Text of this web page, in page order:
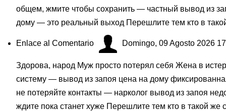
общем, жмите чтобы сохранить — частный вывод из
дому — это реальный выход Перешлите тем кто в
Enlace al Comentario Domingo, 09 Agosto 2026
Здорова, народ Муж просто потерял себя Жена в
систему — вывод из запоя цена на дому
не потеряйте контакты — нарколог вывод из запоя
ждите пока станет хуже Перешлите тем кто в такой же